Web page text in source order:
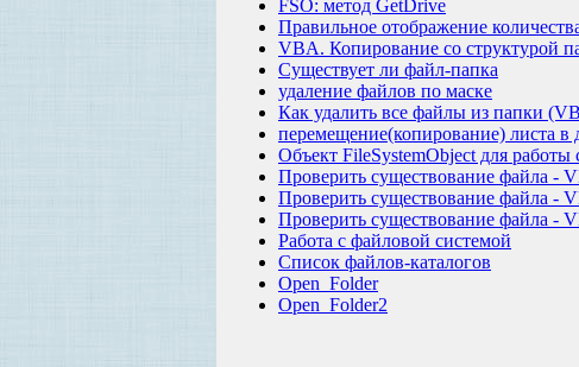
FSO: метод GetDrive
Правильное отображение
VBA. Копирование со структурой
Существует ли файл-папка
удаление файлов по маске
Как удалить все файлы из папки
перемещение(копирование) листа в
Объект FileSystemObject для
Проверить существование файла -
Проверить существование файла -
Проверить существование файла -
Работа с файловой системой
Список файлов-каталогов
Open_Folder
Open_Folder2